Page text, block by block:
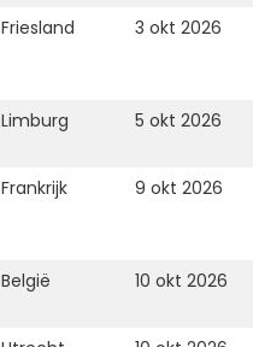
Friesland 3 okt 2026
Limburg 5 okt 2026
Frankrijk 9 okt 2026
België 10 okt 2026